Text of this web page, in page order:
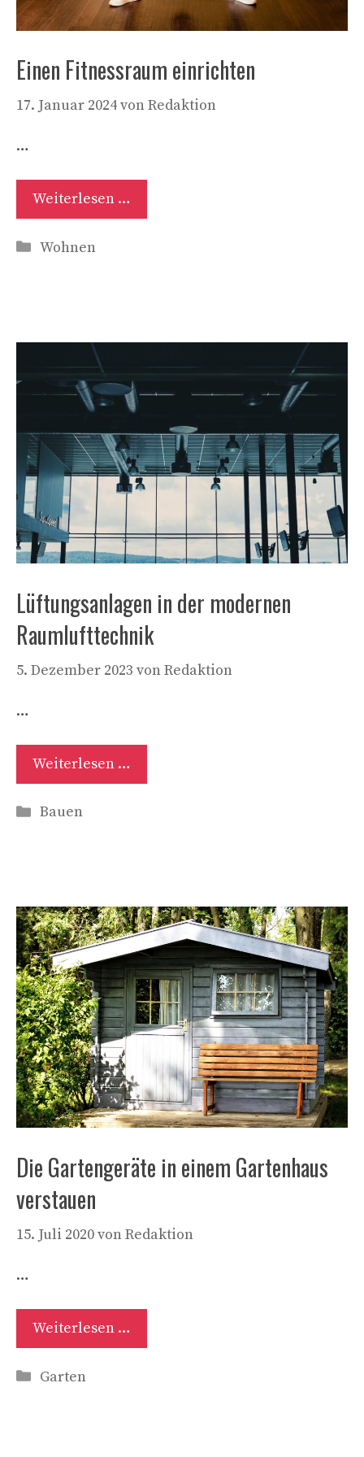
Einen Fitnessraum einrichten
17. Januar 2024vonRedaktion
…
Weiterlesen …
Kategorien
Wohnen
Lüftungsanlagen in der modernen
Raumlufttechnik
5. Dezember 2023 vonRedaktion
…
Weiterlesen …
Kategorien
Bauen
Die Gartengeräte in einem Gartenhaus
verstauen
15. Juli 2020vonRedaktion
…
Weiterlesen …
Kategorien
Garten